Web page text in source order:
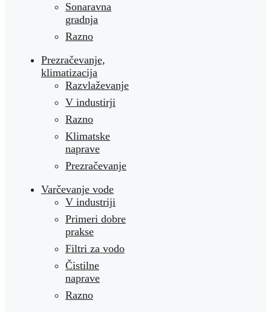
Sonaravna
gradnja
Razno
Prezračevanje,
klimatizacija
Razvlaževanje
V industirji
Razno
Klimatske
naprave
Prezračevanje
Varčevanje vode
V industriji
Primeri dobre
prakse
Filtri za vodo
Čistilne
naprave
Razno